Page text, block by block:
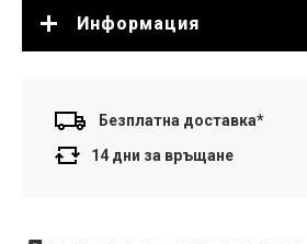
Информация
Безплатна доставка*
14 дни за връщане